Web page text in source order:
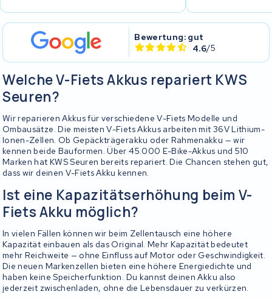
Bewertung: gut
4.6/5
Welche V-Fiets Akkus repariert KWS
Seuren?
Wir reparieren Akkus für verschiedene V-Fiets Modelle und
Ombausätze. Die meisten V-Fiets Akkus arbeiten mit 36V Lithium-
Ionen-Zellen. Ob Gepäckträgerakku oder Rahmenakku — wir
kennen beide Bauformen. Über 45.000 E-Bike-Akkus und 510
Marken hat KWS Seuren bereits repariert. Die Chancen stehen gut,
dass wir deinen V-Fiets Akku kennen.
Ist eine Kapazitätserhöhung beim V-
Fiets Akku möglich?
In vielen Fällen können wir beim Zellentausch eine höhere
Kapazität einbauen als das Original. Mehr Kapazität bedeutet
mehr Reichweite — ohne Einfluss auf Motor oder Geschwindigkeit.
Die neuen Markenzellen bieten eine höhere Energiedichte und
haben keine Speicherfunktion. Du kannst deinen Akku also
jederzeit zwischenladen, ohne die Lebensdauer zu verkürzen.